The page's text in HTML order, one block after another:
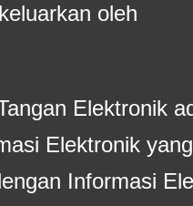
oleh
Elektronik
Elektronik yang
Informasi